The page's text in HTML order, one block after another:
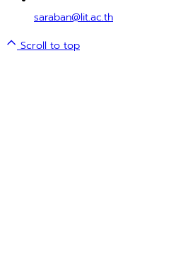
saraban@lit.ac.th
Scroll to top